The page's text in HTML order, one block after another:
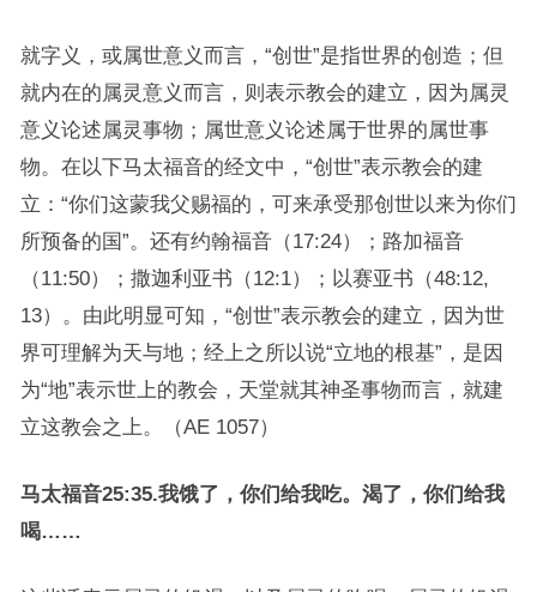
就字义，或属世意义而言，“创世”是指世界的创造；但
就内在的属灵意义而言，则表示教会的建立，因为属灵
意义论述属灵事物；属世意义论述属于世界的属世事
物。在以下马太福音的经文中，“创世”表示教会的建
立：“你们这蒙我父赐福的，可来承受那创世以来为你们
所预备的国”。还有约翰福音（17:24）；路加福音
（11:50）；撒迦利亚书（12:1）；以赛亚书（48:12,
13）。由此明显可知，“创世”表示教会的建立，因为世
界可理解为天与地；经上之所以说“立地的根基”，是因
为“地”表示世上的教会，天堂就其神圣事物而言，就建
立这教会之上。（AE 1057）
马太福音25:35.我饿了，你们给我吃。渴了，你们给我
喝……